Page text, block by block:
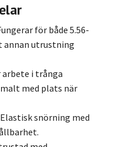
för både 5.56-
annan utrustning
i trånga
med plats när
Elastisk snörning med